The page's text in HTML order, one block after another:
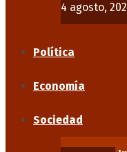
4 agosto,
Política
Economía
Sociedad